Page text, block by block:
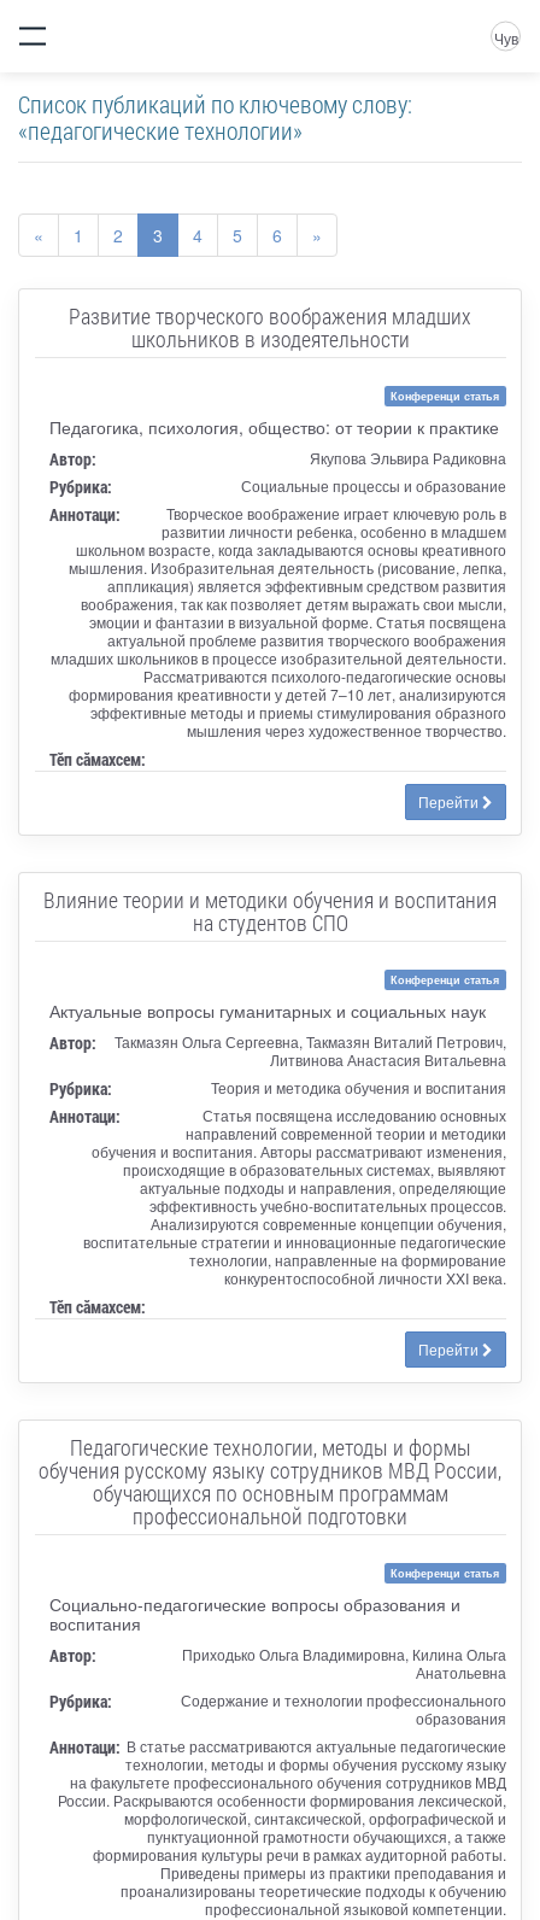
Чув
Список публикаций по ключевому слову:
«педагогические технологии»
« 1 2 3 4 5 6 »
Развитие творческого воображения младших
школьников в изодеятельности
Конференци статья
Педагогика, психология, общество: от теории к практике
Автор: Якупова Эльвира Радиковна
Рубрика: Социальные процессы и образование
Аннотаци:
Творческое воображение играет ключевую роль в
развитии личности ребенка, особенно в младшем
школьном возрасте, когда закладываются основы креативного
мышления. Изобразительная деятельность (рисование, лепка,
аппликация) является эффективным средством развития
воображения, так как позволяет детям выражать свои мысли,
эмоции и фантазии в визуальной форме. Статья посвящена
актуальной проблеме развития творческого воображения
младших школьников в процессе изобразительной деятельности.
Рассматриваются психолого-педагогические основы
формирования креативности у детей 7–10 лет, анализируются
эффективные методы и приемы стимулирования образного
мышления через художественное творчество.
Тӗп сӑмахсем:
Перейти
Влияние теории и методики обучения и воспитания
на студентов СПО
Конференци статья
Актуальные вопросы гуманитарных и социальных наук
Автор:
Такмазян Ольга Сергеевна, Такмазян Виталий Петрович,
Литвинова Анастасия Витальевна
Рубрика: Теория и методика обучения и воспитания
Аннотаци:
Статья посвящена исследованию основных
направлений современной теории и методики
обучения и воспитания. Авторы рассматривают изменения,
происходящие в образовательных системах, выявляют
актуальные подходы и направления, определяющие
эффективность учебно-воспитательных процессов.
Анализируются современные концепции обучения,
воспитательные стратегии и инновационные педагогические
технологии, направленные на формирование
конкурентоспособной личности XXI века.
Тӗп сӑмахсем:
Перейти
Педагогические технологии, методы и формы
обучения русскому языку сотрудников МВД России,
обучающихся по основным программам
профессиональной подготовки
Конференци статья
Социально-педагогические вопросы образования и
воспитания
Автор:
Приходько Ольга Владимировна, Килина Ольга
Анатольевна
Рубрика:
Содержание и технологии профессионального
образования
Аннотаци: В статье рассматриваются актуальные педагогические
технологии, методы и формы обучения русскому языку
на факультете профессионального обучения сотрудников МВД
России. Раскрываются особенности формирования лексической,
морфологической, синтаксической, орфографической и
пунктуационной грамотности обучающихся, а также
формирования культуры речи в рамках аудиторной работы.
Приведены примеры из практики преподавания и
проанализированы теоретические подходы к обучению
профессиональной языковой компетенции.